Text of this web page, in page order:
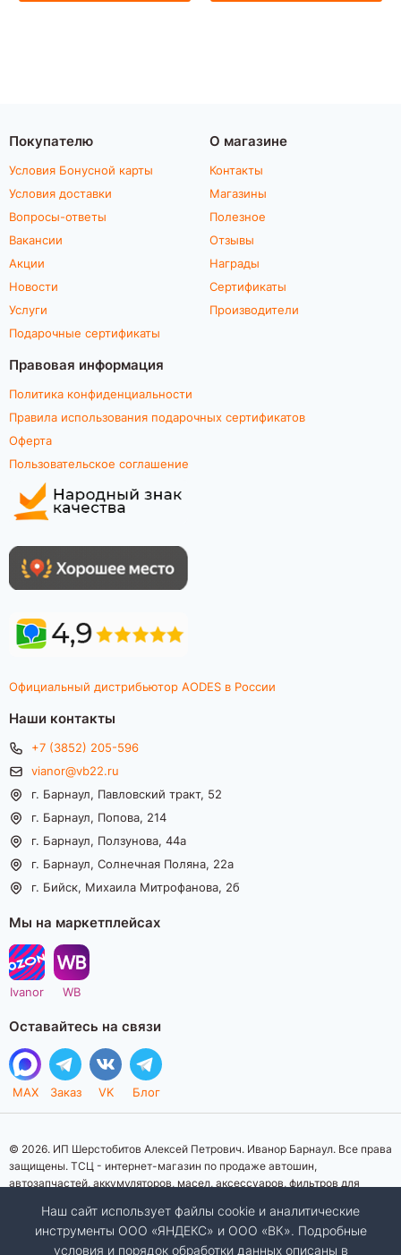
Покупателю
Условия Бонусной карты
Условия доставки
Вопросы-ответы
Вакансии
Акции
Новости
Услуги
Подарочные сертификаты
О магазине
Контакты
Магазины
Полезное
Отзывы
Награды
Сертификаты
Производители
Правовая информация
Политика конфиденциальности
Правила использования подарочных сертификатов
Оферта
Пользовательское соглашение
Официальный дистрибьютор AODES в России
Наши контакты
+7 (3852) 205-596
vianor@vb22.ru
г. Барнаул, Павловский тракт, 52
г. Барнаул, Попова, 214
г. Барнаул, Ползунова, 44а
г. Барнаул, Солнечная Поляна, 22а
г. Бийск, Михаила Митрофанова, 2б
Мы на маркетплейсах
Ivanor WB
Оставайтесь на связи
MAX Заказ VK Блог
© 2026. ИП Шерстобитов Алексей Петрович. Иванор Барнаул. Все права
защищены. ТСЦ - интернет-магазин по продаже автошин,
автозапчастей, аккумуляторов, масел, аксессуаров, фильтров для
информационный характер. Представленная информация о товарах, их
стоимости, характеристик, фото, наличия на складе ни при каких
условиях не является публичной офертой, определяемой положениями
Наш сайт использует файлы cookie и аналитические
инструменты ООО «ЯНДЕКС» и ООО «ВК». Подробные
условия и порядок обработки данных описаны в